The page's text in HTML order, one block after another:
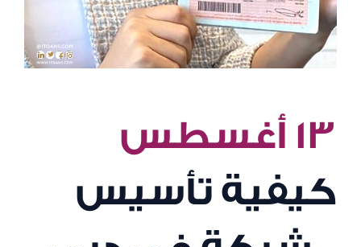
١٣ أغسطس
كيفية تأسيس